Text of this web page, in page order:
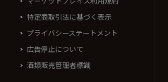
特定商取引法に基づく表示
プライバシーステートメント
広告停止について
酒類販売管理者標識